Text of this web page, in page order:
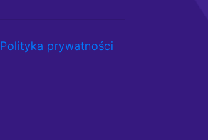
Polityka prywatności